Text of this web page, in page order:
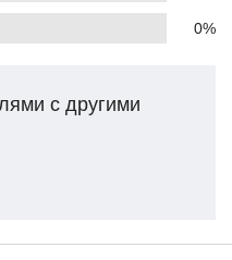
0%
с другими